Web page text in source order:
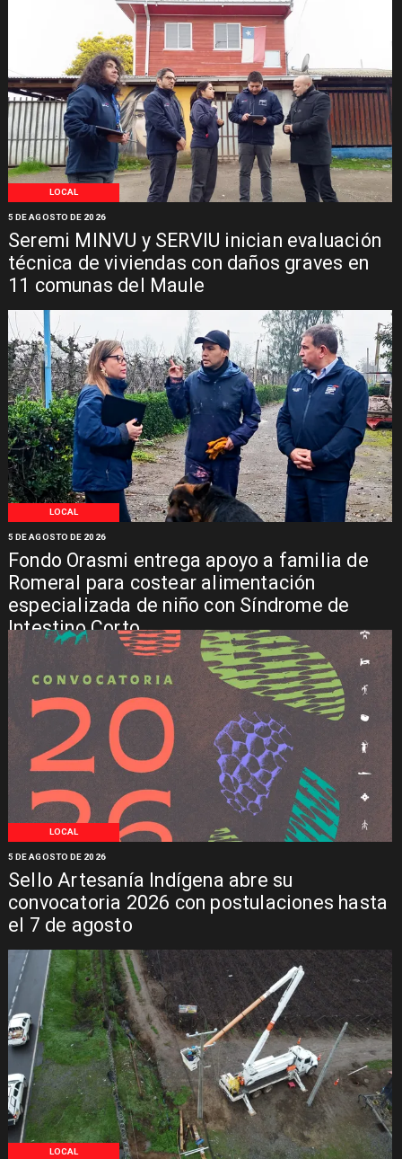
LOCAL
Seremi MINVU y SERVIU inician evaluación
técnica de viviendas con daños graves en
11 comunas del Maule
5 DE AGOSTO DE 2026
LOCAL
Fondo Orasmi entrega apoyo a familia de
Romeral para costear alimentación
especializada de niño con Síndrome de
Intestino Corto
5 DE AGOSTO DE 2026
LOCAL
Sello Artesanía Indígena abre su
convocatoria 2026 con postulaciones hasta
el 7 de agosto
5 DE AGOSTO DE 2026
LOCAL